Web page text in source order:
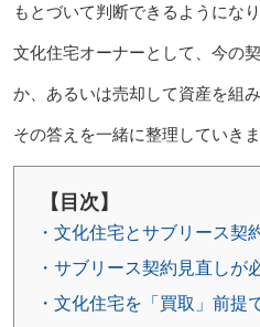
もとづいて判断できるようになり
文化住宅オーナーとして、今の
か、あるいは売却して資産を組み
その答えを一緒に整理していきま
【目次】
・文化住宅とサブリース契
・サブリース契約見直しが
・文化住宅を「買取」前提